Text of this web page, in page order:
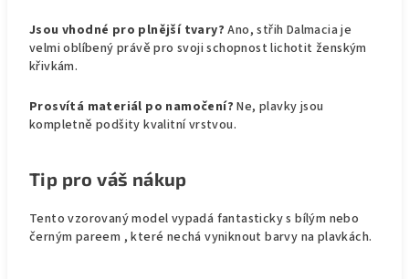
Jsou vhodné pro plnější tvary?Ano, střih Dalmacia je
velmi oblíbený právě pro svoji schopnost lichotit ženským
křivkám.
Prosvítá materiál po namočení?Ne, plavky jsou
kompletně podšity kvalitní vrstvou.
Tip pro váš nákup
Tento vzorovaný model vypadá fantasticky s bílým nebo
černým pareem , které nechá vyniknout barvy na plavkách.